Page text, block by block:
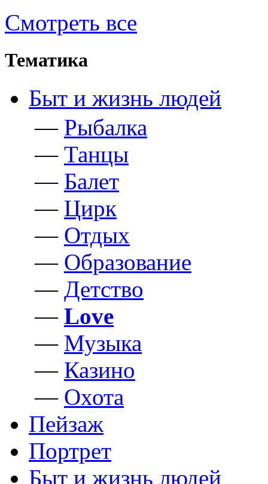
Смотреть все
Тематика
Быт и жизнь людей
— Рыбалка
— Танцы
— Балет
— Цирк
— Отдых
— Образование
— Детство
— Love
— Музыка
— Казино
— Охота
Пейзаж
Портрет
Быт и жизнь людей